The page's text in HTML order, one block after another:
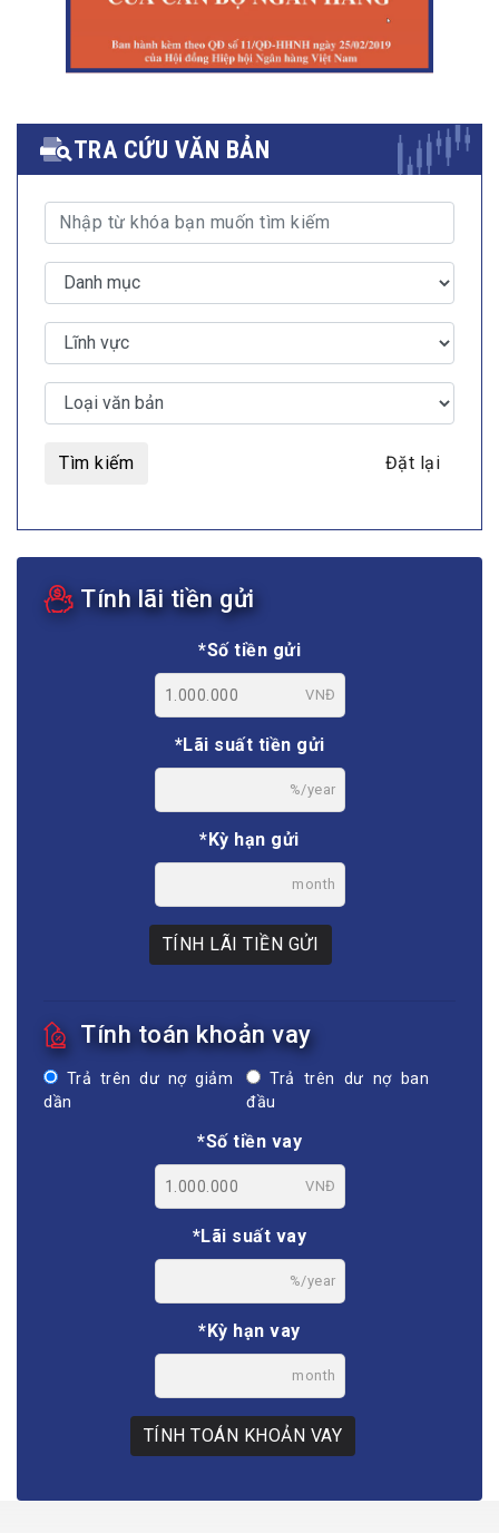
TRA CỨU VĂN BẢN
Tìm kiếm Đặt lại
Tính lãi tiền gửi
*Số tiền gửi
VNĐ
*Lãi suất tiền gửi
%/year
*Kỳ hạn gửi
month
TÍNH LÃI TIỀN GỬI
Tính toán khoản vay
Trả trên dư nợ giảm
dần
Trả trên dư nợ ban
đầu
*Số tiền vay
VNĐ
*Lãi suất vay
%/year
*Kỳ hạn vay
month
TÍNH TOÁN KHOẢN VAY